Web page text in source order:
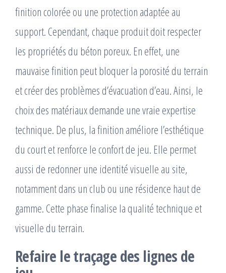
finition colorée ou une protection adaptée au
support. Cependant, chaque produit doit respecter
les propriétés du béton poreux. En effet, une
mauvaise finition peut bloquer la porosité du terrain
et créer des problèmes d’évacuation d’eau. Ainsi, le
choix des matériaux demande une vraie expertise
technique. De plus, la finition améliore l’esthétique
du court et renforce le confort de jeu. Elle permet
aussi de redonner une identité visuelle au site,
notamment dans un club ou une résidence haut de
gamme. Cette phase finalise la qualité technique et
visuelle du terrain.
Refaire le traçage des lignes de